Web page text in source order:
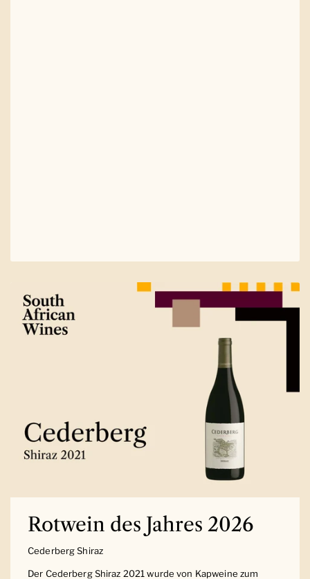
Rotwein des Jahres 2026
Cederberg Shiraz
Der Cederberg Shiraz 2021 wurde von Kapweine zum